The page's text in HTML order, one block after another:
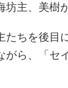
主、美樹
たちを後目
がら、「セ